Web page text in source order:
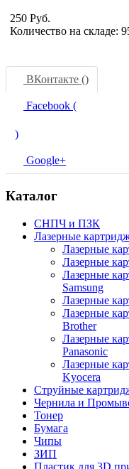
250 Руб.
Количество на складе:
ВКонтакте ()
Facebook (
)
Google+
Каталог
СНПЧ и ПЗК
Лазерные
Лазерные
Лазерные
Лазерные
Samsung
Лазерные
Лазерные
Brother
Лазерные
Panasonic
Лазерные
Kyocera
Струйные
Чернила и
Тонер
Бумага
Чипы
ЗИП
Пластик для 3D